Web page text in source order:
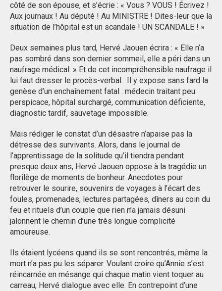
côté de son épouse, et s’écrie : « Vous ? VOUS ! Écrivez !
Aux journaux ! Au député ! Au MINISTRE ! Dites-leur que la
situation de l’hôpital est un scandale ! UN SCANDALE ! »
Deux semaines plus tard, Hervé Jaouen écrira : « Elle n’a
pas sombré dans son dernier sommeil, elle a péri dans un
naufrage médical. » Et de cet incompréhensible naufrage il
lui faut dresser le procès-verbal. Il y expose sans fard la
genèse d’un enchaînement fatal : médecin traitant peu
perspicace, hôpital surchargé, communication déficiente,
diagnostic tardif, sauvetage impossible.
Mais rédiger le constat d’un désastre n’apaise pas la
détresse des survivants. Alors, dans le journal de
l’apprentissage de la solitude qu’il tiendra pendant
presque deux ans, Hervé Jaouen oppose à la tragédie un
florilège de moments de bonheur. Anecdotes pour
retrouver le sourire, souvenirs de voyages à l’écart des
foules, promenades, lectures partagées, dîners au coin du
feu et rituels d’un couple que rien n’a jamais désuni
jalonnent le chemin d’une très longue complicité
amoureuse.
Ils étaient lycéens quand ils se sont rencontrés, même la
mort n’a pas pu les séparer. Voulant croire qu’Annie s’est
réincarnée en mésange qui chaque matin vient toquer au
carreau, Hervé dialogue avec elle. En contrepoint d’une